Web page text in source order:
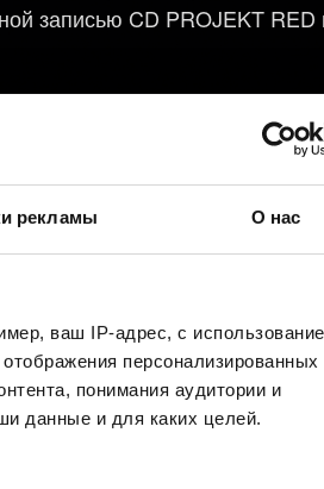
рекламы О нас
ваш IP-адрес, с
персонализированных
понимания аудитории и
данные и для каких целей.
записью CD PROJEKT RED